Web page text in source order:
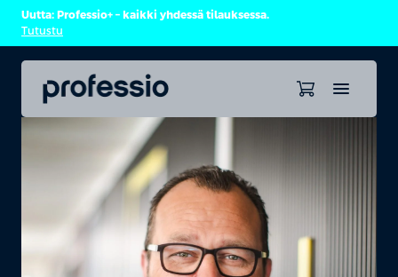
Uutta: Professio+ – kaikki yhdessä tilauksessa.
Tutustu